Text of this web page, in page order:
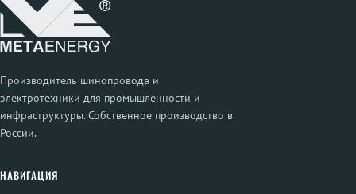
Производитель шинопровода и
электротехники для промышленности и
инфраструктуры. Собственное производство в
России.
НАВИГАЦИЯ